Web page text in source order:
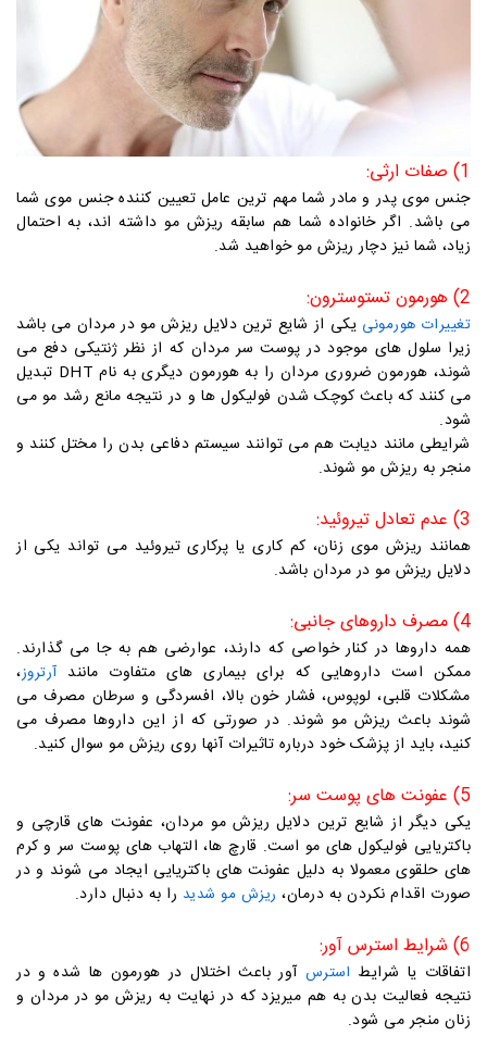
1) صفات ارثی:
جنس موی پدر و مادر شما مهم ترین عامل تعیین کننده جنس موی شما
می باشد. اگر خانواده شما هم سابقه ریزش مو داشته اند، به احتمال
زیاد، شما نیز دچار ریزش مو خواهید شد.
2) هورمون تستوسترون:
تغییرات هورمونی یکی از شایع ترین دلایل ریزش مو در مردان می باشد
زیرا سلول های موجود در پوست سر مردان که از نظر ژنتیکی دفع می
شوند، هورمون ضروری مردان را به هورمون دیگری به نام DHT تبدیل
می کنند که باعث کوچک شدن فولیکول ها و در نتیجه مانع رشد مو می
شود.
شرایطی مانند دیابت هم می توانند سیستم دفاعی بدن را مختل کنند و
منجر به ریزش مو شوند.
3) عدم تعادل تیروئید:
همانند ریزش موی زنان، کم کاری یا پرکاری تیروئید می تواند یکی از
دلایل ریزش مو در مردان باشد.
4) مصرف داروهای جانبی:
همه داروها در کنار خواصی که دارند، عوارضی هم به جا می گذارند.
ممکن است داروهایی که برای بیماری های متفاوت مانندآرتروز،
مشکلات قلبی، لوپوس، فشار خون بالا، افسردگی و سرطان مصرف می
شوند باعث ریزش مو شوند. در صورتی که از این داروها مصرف می
کنید، باید از پزشک خود درباره تاثیرات آنها روی ریزش مو سوال کنید.
5) عفونت های پوست سر:
یکی دیگر از شایع ترین دلایل ریزش مو مردان، عفونت های قارچی و
باکتریایی فولیکول های مو است. قارچ ها، التهاب های پوست سر و کرم
های حلقوی معمولا به دلیل عفونت های باکتریایی ایجاد می شوند و در
صورت اقدام نکردن به درمان، ریزش مو شدید را به دنبال دارد.
6) شرایط استرس آور:
اتفاقات یا شرایط استرس آور باعث اختلال در هورمون ها شده و در
نتیجه فعالیت بدن به هم میریزد که در نهایت به ریزش مو در مردان و
زنان منجر می شود.